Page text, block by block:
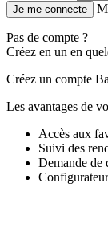
Je me connecte
Pas de compte ?
Créez en un en
Créez un compte
Les avantages de
Accès aux
Suivi des
Demande de